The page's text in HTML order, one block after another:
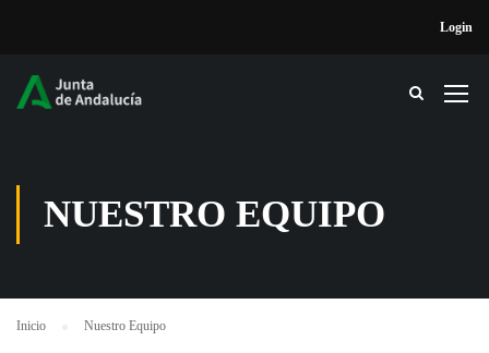
Login
NUESTRO EQUIPO
Inicio Nuestro Equipo